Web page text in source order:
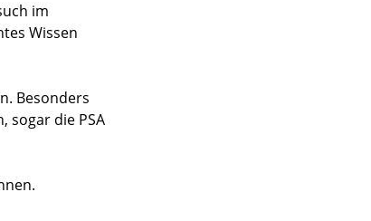
im
Wissen
Besonders
sogar die PSA